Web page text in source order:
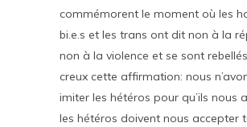
commémorent le moment où les
bi.e.s et les trans ont dit non à la
non à la violence et se sont
creux cette affirmation: nous
imiter les hétéros pour qu’ils nous
les hétéros doivent nous accepter